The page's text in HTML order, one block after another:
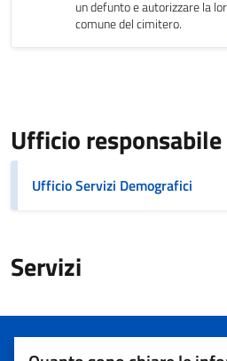
un defunto e autorizzare la
comune del cimitero.
Ufficio responsabile
Ufficio Servizi Demografici
Servizi